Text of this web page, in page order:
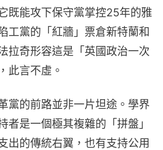
能攻下保守黨掌控25年的雅
工黨的「紅牆」票倉新特蘭和
拉奇形容這是「英國政治一次
此言不虛。
黨的前路並非一片坦途。學界
者是一個極其複雜的「拼盤」
的傳統右翼，也有支持公用